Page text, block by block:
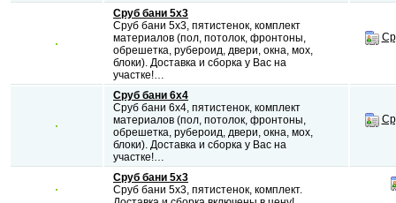
Сруб бани 5х3
Сруб бани 5х3, пятистенок, комплект
материалов (пол, потолок, фронтоны,
обрешетка, рубероид, двери, окна, мох,
блоки). Доставка и сборка у Вас на
участке!…
Сруб бани 6х4
Сруб бани 6х4, пятистенок, комплект
материалов (пол, потолок, фронтоны,
обрешетка, рубероид, двери, окна, мох,
блоки). Доставка и сборка у Вас на
участке!…
Сруб бани 5х3
Сруб бани 5х3, пятистенок, комплект.